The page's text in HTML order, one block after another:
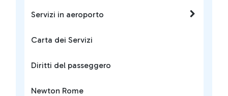
Servizi in aeroporto
Carta dei Servizi
Diritti del passeggero
Newton Rome